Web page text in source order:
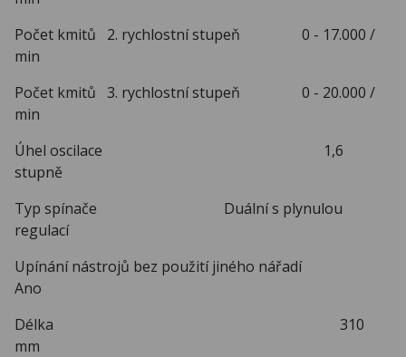
Počet kmitů 2. rychlostní stupeň 0 - 17.000 /
min
Počet kmitů 3. rychlostní stupeň 0 - 20.000 /
min
Úhel oscilace 1,6
stupně
Typ spínače Duální s plynulou
regulací
Upínání nástrojů bez použití jiného nářadí
Ano
Délka 310
mm